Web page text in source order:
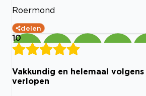
Roermond
delen
10
Vakkundig en helemaal
verlopen